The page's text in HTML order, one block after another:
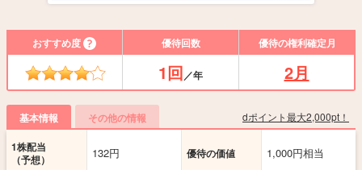
おすすめ度 優待回数 優待の権利確定月
1回／年 2月
基本情報 その他の情報 dポイント最大2,000pt！
1株配当
（予想）
132円 優待の価値 1,000円相当